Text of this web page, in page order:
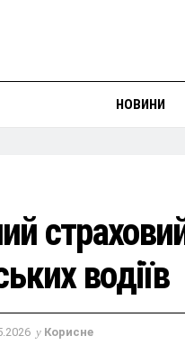
НОВИНИ
водіїв
у Корисне